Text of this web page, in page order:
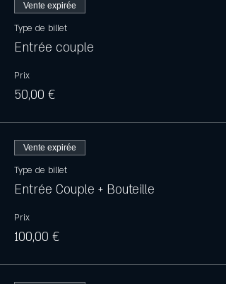
Vente expirée
Type de billet
Entrée couple
Prix
50,00 €
Vente expirée
Type de billet
Entrée Couple + Bouteille
Prix
100,00 €